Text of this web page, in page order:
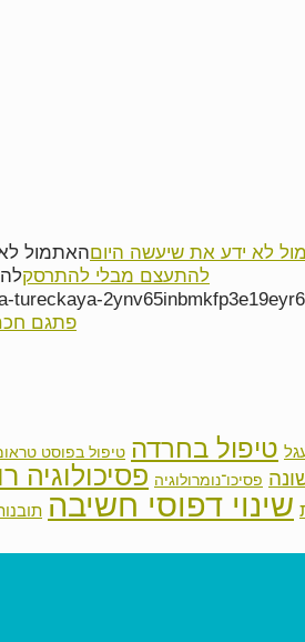
לא ידע את שיעשה היום
להתעצם מבלי להתרסק
פתגם
טיפול בחרדה טיפול בפוסט
פסיכו־נומרולוגיה פסיכולוגיה
שינוי דפוסי חשיבה